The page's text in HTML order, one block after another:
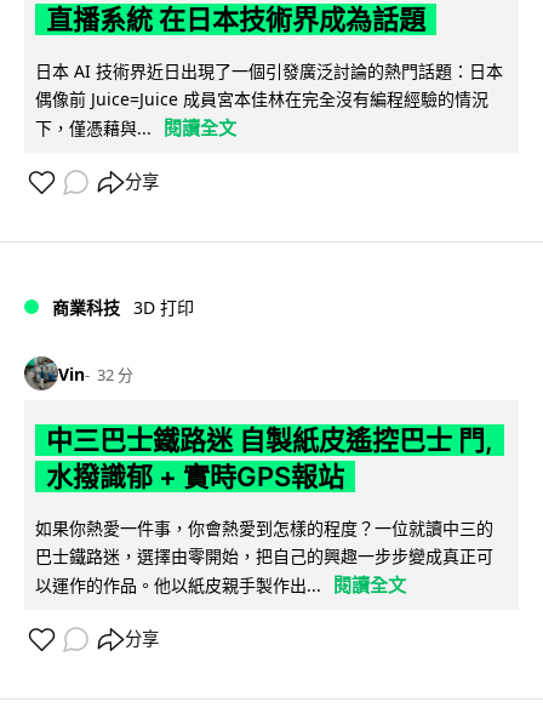
直播系統 在日本技術界成為話題
日本 AI 技術界近日出現了一個引發廣泛討論的熱門話題：日本
偶像前 Juice=Juice 成員宮本佳林在完全沒有編程經驗的情況
下，僅憑藉與...
閱讀全文
分享
商業科技 3D 打印
Vin 32 分
中三巴士鐵路迷 自製紙皮遙控巴士 門,
水撥識郁 + 實時GPS報站
如果你熱愛一件事，你會熱愛到怎樣的程度？一位就讀中三的
巴士鐵路迷，選擇由零開始，把自己的興趣一步步變成真正可
以運作的作品。他以紙皮親手製作出...
閱讀全文
分享